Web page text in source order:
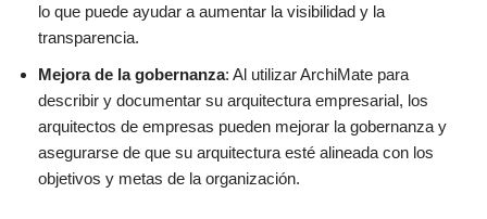
lo que puede ayudar a aumentar la visibilidad y la
transparencia.
Mejora de la gobernanza: Al utilizar ArchiMate para
describir y documentar su arquitectura empresarial, los
arquitectos de empresas pueden mejorar la gobernanza y
asegurarse de que su arquitectura esté alineada con los
objetivos y metas de la organización.